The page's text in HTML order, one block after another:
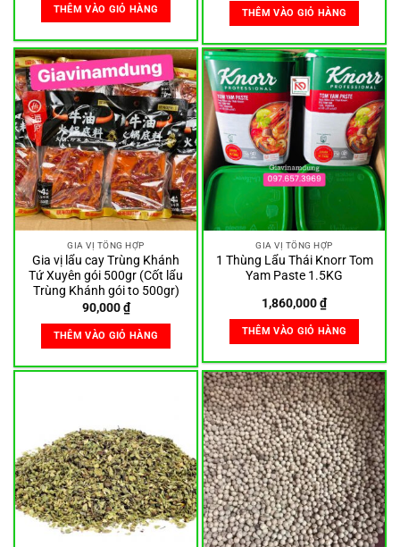
THÊM VÀO GIỎ HÀNG THÊM VÀO GIỎ HÀNG
GIA VỊ TỔNG HỢP
Gia vị lẩu cay Trùng Khánh
Tứ Xuyên gói 500gr (Cốt lẩu
Trùng Khánh gói to 500gr)
90,000₫
THÊM VÀO GIỎ HÀNG
GIA VỊ TỔNG HỢP
1 Thùng Lẩu Thái Knorr Tom
Yam Paste 1.5KG
1,860,000₫
THÊM VÀO GIỎ HÀNG